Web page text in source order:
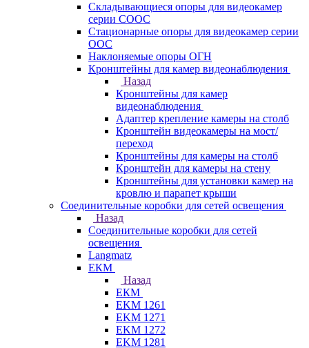
Складывающиеся опоры для видеокамер
серии СООС
Стационарные опоры для видеокамер серии
ООС
Наклоняемые опоры ОГН
Кронштейны для камер видеонаблюдения
Назад
Кронштейны для камер
видеонаблюдения
Адаптер крепление камеры на столб
Кронштейн видеокамеры на мост/
переход
Кронштейны для камеры на столб
Кронштейн для камеры на стену
Кронштейны для установки камер на
кровлю и парапет крыши
Соединительные коробки для сетей освещения
Назад
Соединительные коробки для сетей
освещения
Langmatz
ЕКМ
Назад
ЕКМ
EKM 1261
EKM 1271
EKM 1272
EKM 1281